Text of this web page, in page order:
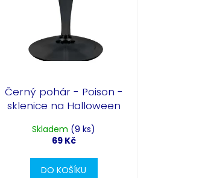
Černý pohár - Poison -
sklenice na Halloween
Skladem (9 ks)
69 Kč
DO KOŠÍKU